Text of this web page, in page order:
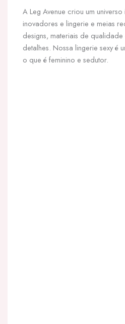
A Leg Avenue criou um
inovadores e lingerie e meias
designs, materiais de
detalhes. Nossa lingerie sexy é
o que é feminino e sedutor.